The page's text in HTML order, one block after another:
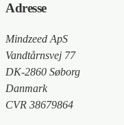
Adresse
Mindzeed ApS
Vandtårnsvej 77
DK-2860 Søborg
Danmark
CVR 38679864